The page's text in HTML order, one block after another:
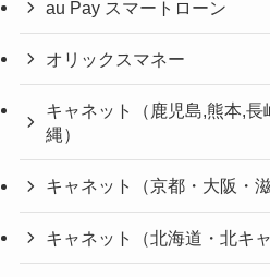
au Pay スマートローン
オリックスマネー
キャネット（鹿児島,熊本,長
縄）
キャネット（京都・大阪・滋
キャネット（北海道・北キャ